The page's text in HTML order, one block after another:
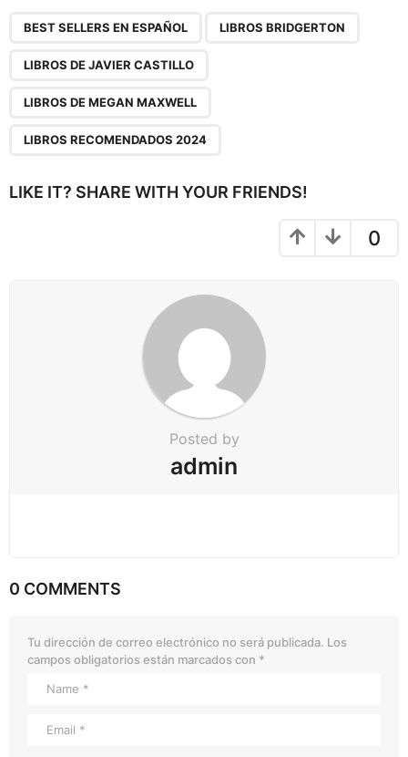
o
BEST SELLERS EN ESPAÑOL LIBROS BRIDGERTON
LIBROS DE JAVIER CASTILLO
LIBROS DE MEGAN MAXWELL
LIBROS RECOMENDADOS 2024
LIKE IT? SHARE WITH YOUR FRIENDS!
0
Posted by
admin
0 COMMENTS
Tu dirección de correo electrónico no será publicada. Los
campos obligatorios están marcados con *